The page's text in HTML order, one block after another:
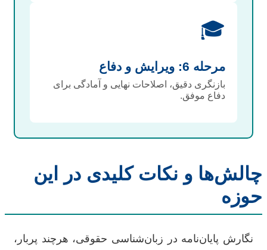
🎓
مرحله 6: ویرایش و دفاع
بازنگری دقیق، اصلاحات نهایی و آمادگی برای
دفاع موفق.
چالش‌ها و نکات کلیدی در این
حوزه
نگارش پایان‌نامه در زبان‌شناسی حقوقی، هرچند پربار،